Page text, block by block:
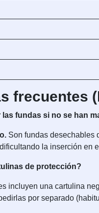
frecuentes
fundas si no se han
Son fundas desechables
la inserción en
de protección?
incluyen una cartulina
por separado